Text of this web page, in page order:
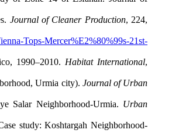
Journal of Cleaner Production, 224,
Tops-Mercer%E2%80%99s-21st-
1990–2010. Habitat International,
Urmia city). Journal of Urban
Salar Neighborhood-Urmia. Urban
study: Koshtargah Neighborhood-